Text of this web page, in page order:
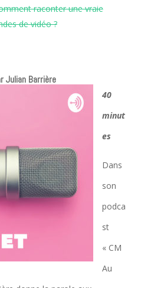
raconter une vraie
de vidéo ?
Julian Barrière
40
minut
es
Dans
son
podca
st
« CM
Au